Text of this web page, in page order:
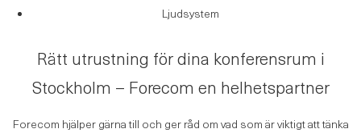
Ljudsystem
Rätt utrustning för dina konferensrum i
Stockholm – Forecom en helhetspartner
Forecom hjälper gärna till och ger råd om vad som är viktigt att tänka